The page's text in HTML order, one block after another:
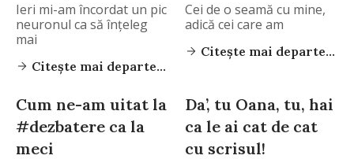
Ieri mi-am încordat un pic
neuronul ca să înţeleg
mai
Citește mai departe...
Cei de o seamă cu mine,
adică cei care am
Citește mai departe...
Cum ne-am uitat la
#dezbatere ca la
meci
Da’, tu Oana, tu, hai
ca le ai cat de cat
cu scrisul!